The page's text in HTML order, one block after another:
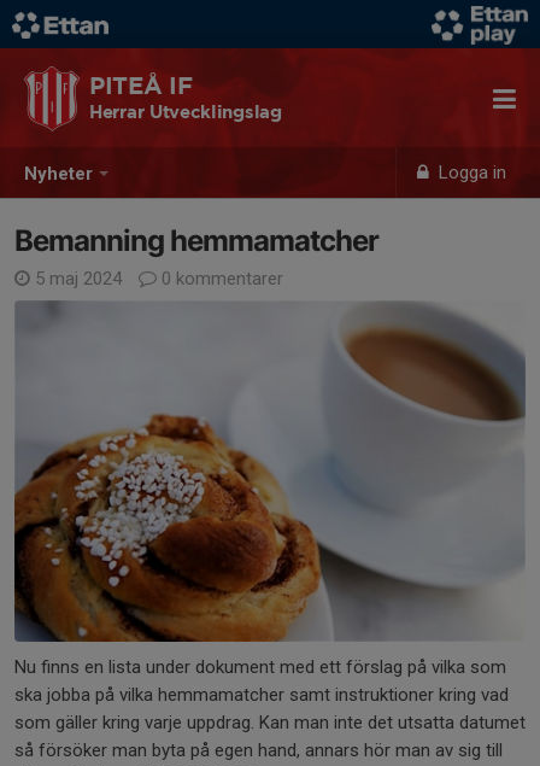
Nyheter Logga in
PITEÅ IF
Herrar Utvecklingslag
Bemanning hemmamatcher
5 maj 2024 0 kommentarer
Nu finns en lista under dokument med ett förslag på vilka som
ska jobba på vilka hemmamatcher samt instruktioner kring vad
som gäller kring varje uppdrag. Kan man inte det utsatta datumet
så försöker man byta på egen hand, annars hör man av sig till